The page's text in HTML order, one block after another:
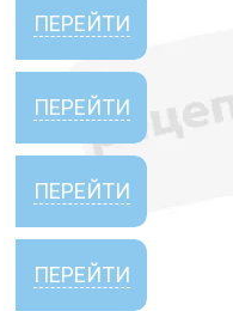
ПЕРЕЙТИ
ПЕРЕЙТИ
ПЕРЕЙТИ
ПЕРЕЙТИ